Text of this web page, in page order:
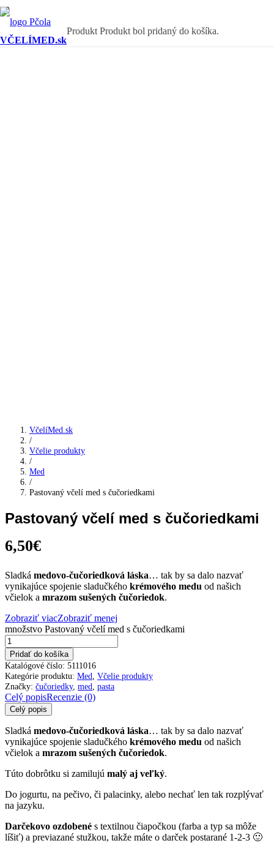
VČELÍMED.sk
Produkt Produkt bol pridaný do košíka.
VčelíMed.sk
/
Včelie produkty
/
Med
/
Pastovaný včelí med s čučoriedkami
Pastovaný včelí med s čučoriedkami
6,50€
Sladká medovo-čučoriedková láska… tak by sa dalo nazvať
vynikajúce spojenie sladučkého krémového medu od našich
včielok a mrazom sušených čučoriedok.
Zobraziť viacZobraziť menej
množstvo Pastovaný včelí med s čučoriedkami
Pridať do košíka
Katalógové číslo: 5111016
Kategórie produktu: Med Včelie produkty
Značky: čučoriedky, med pasta
Celý popisRecenzie (0)
Celý popis
Sladká medovo-čučoriedková láska… tak by sa dalo nazvať
vynikajúce spojenie sladučkého krémového medu od našich
včielok a mrazom sušených čučoriedok.
Túto dobrôtku si zamilujú malý aj veľký.
Do jogurtu, na pečivo, či palacinky, alebo nechať len tak rozplývať
na jazyku.
Darčekovo ozdobené s textilnou čiapočkou (farba a typ sa môže
líšiť) a previazané stužkou, takže máte o darček postarané 1-2-3 🙂